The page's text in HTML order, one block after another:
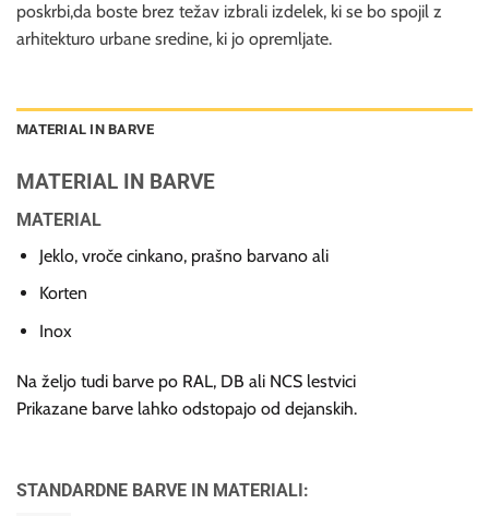
poskrbi,da boste brez težav izbrali izdelek, ki se bo spojil z
arhitekturo urbane sredine, ki jo opremljate.
MATERIAL IN BARVE
MATERIAL IN BARVE
MATERIAL
Jeklo, vroče cinkano, prašno barvano ali
Korten
Inox
Na željo tudi barve po RAL, DB ali NCS lestvici
Prikazane barve lahko odstopajo od dejanskih.
STANDARDNE BARVE IN MATERIALI: